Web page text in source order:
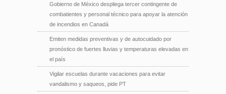
Gobierno de México despliega tercer contingente de
combatientes y personal técnico para apoyar la atención
de incendios en Canadá
Emiten medidas preventivas y de autocuidado por
pronóstico de fuertes lluvias y temperaturas elevadas en
el país
Vigilar escuelas durante vacaciones para evitar
vandalismo y saqueos, pide PT